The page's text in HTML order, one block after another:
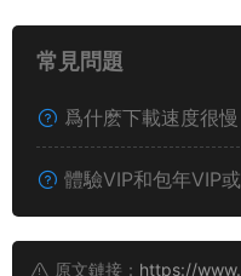
常見問題
爲什麽下載速度很慢
體驗VIP和包年VIP
原文鏈接： https://